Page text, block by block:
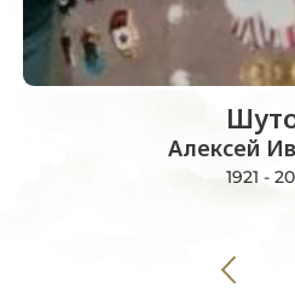
Алексей
1921 -